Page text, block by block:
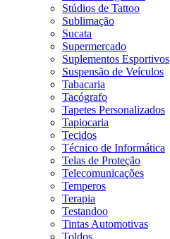
Stúdios de Tattoo
Sublimação
Sucata
Supermercado
Suplementos Esportivos
Suspensão de Veículos
Tabacaria
Tacógrafo
Tapetes Personalizados
Tapiocaria
Tecidos
Técnico de Informática
Telas de Proteção
Telecomunicações
Temperos
Terapia
Testandoo
Tintas Automotivas
Toldos